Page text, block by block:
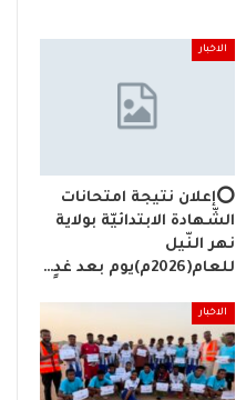
الاخبار
⭕إعلان نتيجة امتحانات
الشّهادة الابتدائيّة بولاية
نهر النّيل
للعام(2026م)يوم بعد غدٍ…
الاخبار